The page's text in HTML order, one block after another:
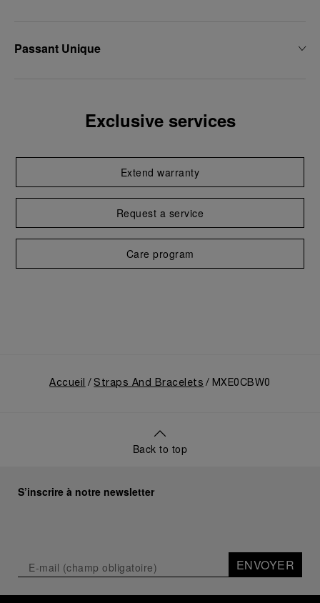
Passant Unique
Exclusive services
Extend warranty
Request a service
Care program
Accueil Straps And Bracelets MXE0CBW0
Back to top
S’inscrire à notre newsletter
ENVOYER